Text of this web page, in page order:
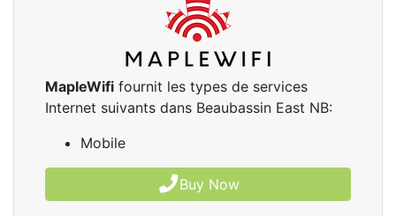
MapleWifi fournit les types de services
Internet suivants dans Beaubassin East NB:
Mobile
Buy Now